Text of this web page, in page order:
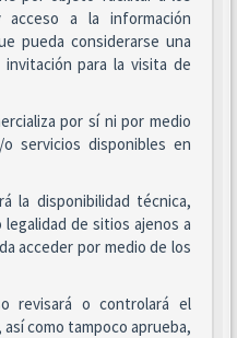
a la información
pueda considerarse una
para la visita de
por sí ni por medio
servicios disponibles en
la disponibilidad técnica,
de sitios ajenos a
acceder por medio de los
revisará o controlará el
como tampoco aprueba,